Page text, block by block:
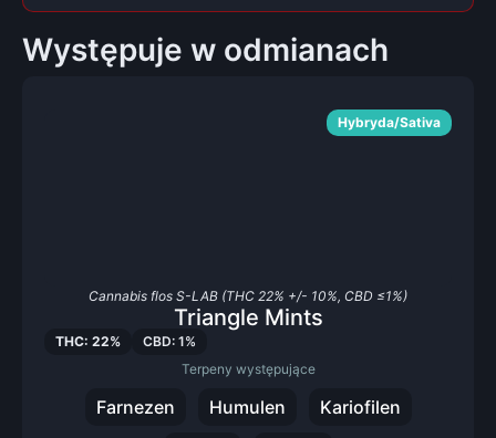
Występuje w odmianach
Hybryda/Sativa
Cannabis flos S-LAB (THC 22% +/- 10%, CBD ≤1%)
Triangle Mints
THC: 22%
CBD: 1%
Terpeny występujące
Farnezen Humulen
Kariofilen